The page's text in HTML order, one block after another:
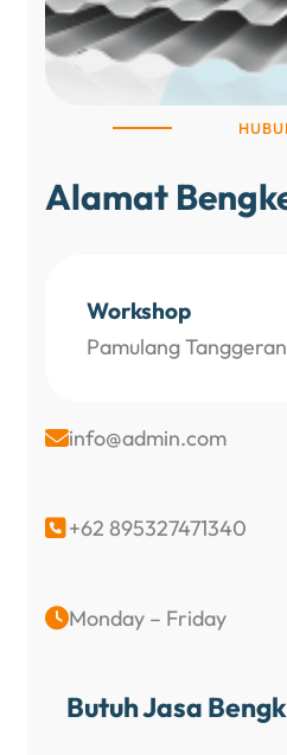
Alamat
Workshop
Pamulang
info@admin.com
+62 895327471340
Monday – Friday
Butuh Jasa